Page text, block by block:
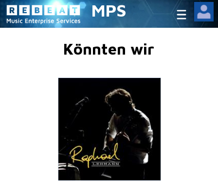
MPS
Könnten wir